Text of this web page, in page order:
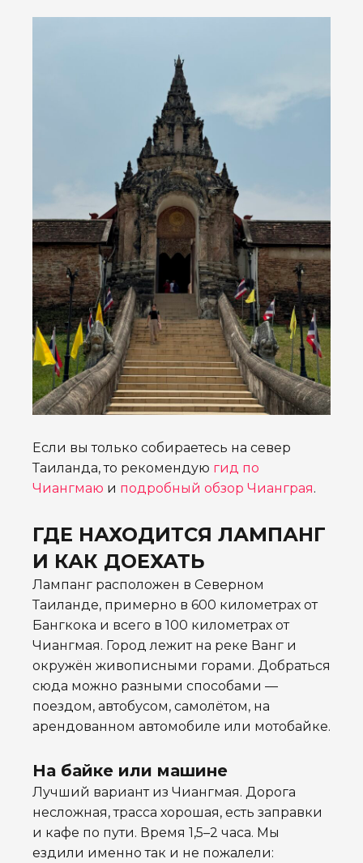
Если вы только собираетесь на север
Таиланда, то рекомендую гид по
Чиангмаю и подробный обзор Чианграя.
ГДЕ НАХОДИТСЯ ЛАМПАНГ
И КАК ДОЕХАТЬ
Лампанг расположен в Северном
Таиланде, примерно в 600 километрах от
Бангкока и всего в 100 километрах от
Чиангмая. Город лежит на реке Ванг и
окружён живописными горами. Добраться
сюда можно разными способами —
поездом, автобусом, самолётом, на
арендованном автомобиле или мотобайке.
На байке или машине
Лучший вариант из Чиангмая. Дорога
несложная, трасса хорошая, есть заправки
и кафе по пути. Время 1,5–2 часа. Мы
ездили именно так и не пожалели: